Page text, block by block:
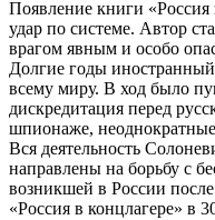
Появление книги «Россия
удар по системе. Автор
врагом явным и особо
​Долгие годы
всему миру. В ход было
дискредитация перед
шпионаже,
Вся деятельность
направлены на борьбу с
возникшей в России
«Россия в концлагере» в